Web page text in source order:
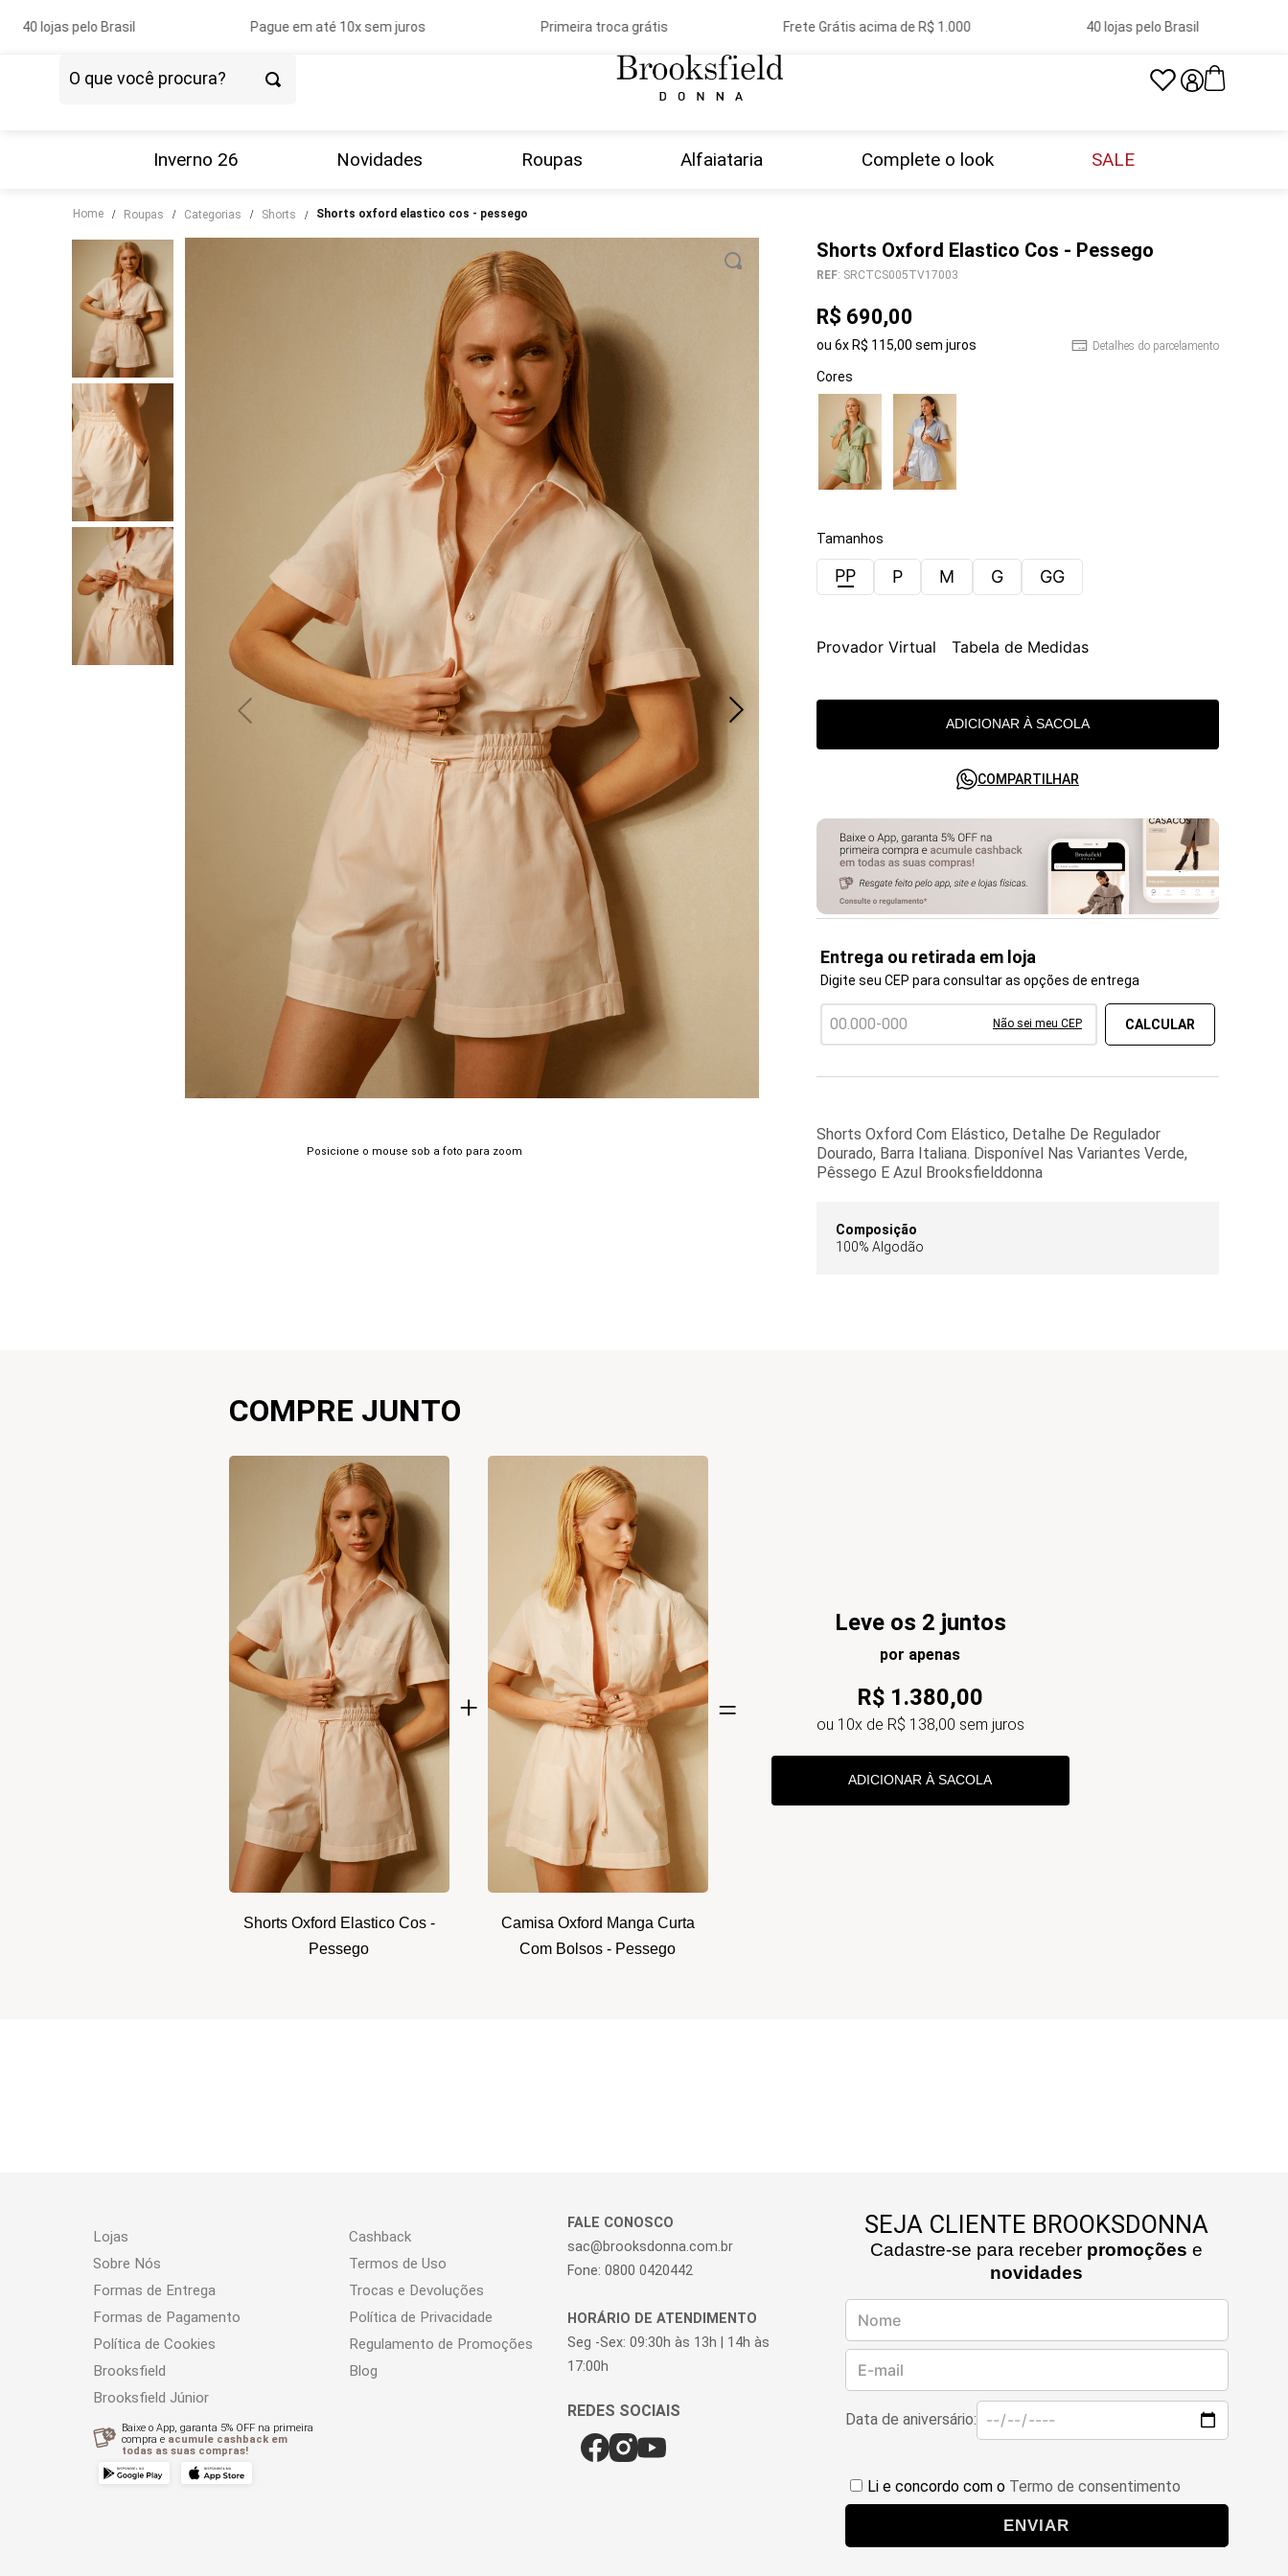
40 lojas pelo Brasil Pague em até 10x sem juros Primeira troca grátis Frete Grátis acima de R$ 1.000 40 lojas pelo Brasil
Inverno 26 Novidades Roupas Alfaiataria Complete o look SALE
Home roupas categorias shorts shorts oxford elastico cos - pessego
Posicione o mouse sob a foto para zoom
Shorts Oxford Elastico Cos - Pessego
REF: SRCTCS005TV17003
R$ 690,00
ou 6x R$ 115,00 sem juros Detalhes do parcelamento
Cores
Tamanhos
PP P M G GG
Provador Virtual Tabela de Medidas
ADICIONAR À SACOLA
COMPARTILHAR
Entrega ou retirada em loja
Digite seu CEP para consultar as opções de entrega
Não sei meu CEP
Shorts Oxford Com Elástico, Detalhe De Regulador
Dourado, Barra Italiana. Disponível Nas Variantes Verde,
Pêssego E Azul Brooksfielddonna
Composição
100% Algodão
COMPRE JUNTO
Shorts Oxford Elastico Cos -
Pessego
Camisa Oxford Manga Curta
Com Bolsos - Pessego
Leve os 2 juntos
por apenas
R$ 1.380,00
ou 10x de R$ 138,00 sem juros
ADICIONAR À SACOLA
Lojas
Cashback
Sobre Nós
Termos de Uso
Formas de Entrega
Trocas e Devoluções
Formas de Pagamento
Política de Privacidade
Política de Cookies
Regulamento de Promoções
Brooksfield
Blog
Brooksfield Júnior
Baixe o App, garanta 5% OFF na primeira
compra e acumule cashback em
todas as suas compras!
FALE CONOSCO
sac@brooksdonna.com.br
Fone: 0800 0420442
HORÁRIO DE ATENDIMENTO
Seg -Sex: 09:30h às 13h | 14h às
17:00h
SEJA CLIENTE BROOKSDONNA
Cadastre-se para receber promoções e
novidades
Data de aniversário:
Li e concordo com o Termo de consentimento
ENVIAR
3º
calça
blusa
º
tricot
camisa
º
couro
8º
calça jeans
9º
saia
10
jeans